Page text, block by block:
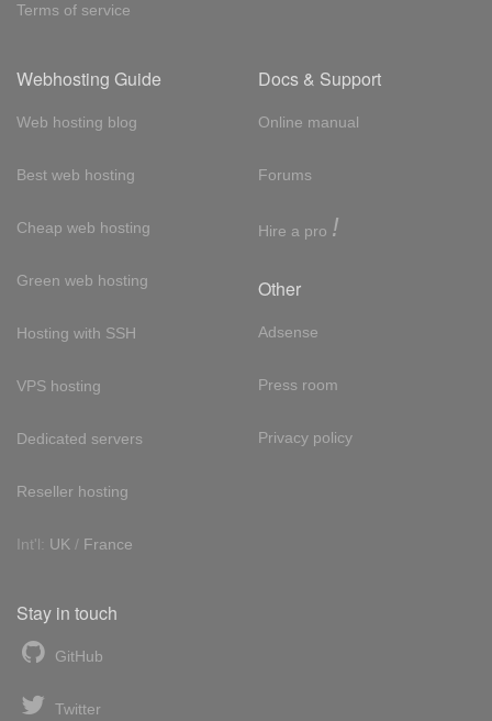
Terms of service
Webhosting Guide
Web hosting blog
Best web hosting
Cheap web hosting
Green web hosting
Hosting with SSH
VPS hosting
Dedicated servers
Reseller hosting
Int'l: UK / France
Docs & Support
Online manual
Forums
Hire a pro !
Other
Adsense
Press room
Privacy policy
Stay in touch
GitHub
Twitter